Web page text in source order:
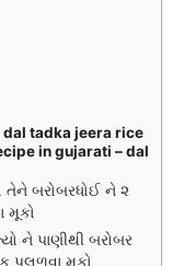
dal tadka jeera rice
in gujarati – dal
બરોબરધોઈ ને ૨
મૂકો
ને પાણીથી બરોબર
પલળવા મૂકો